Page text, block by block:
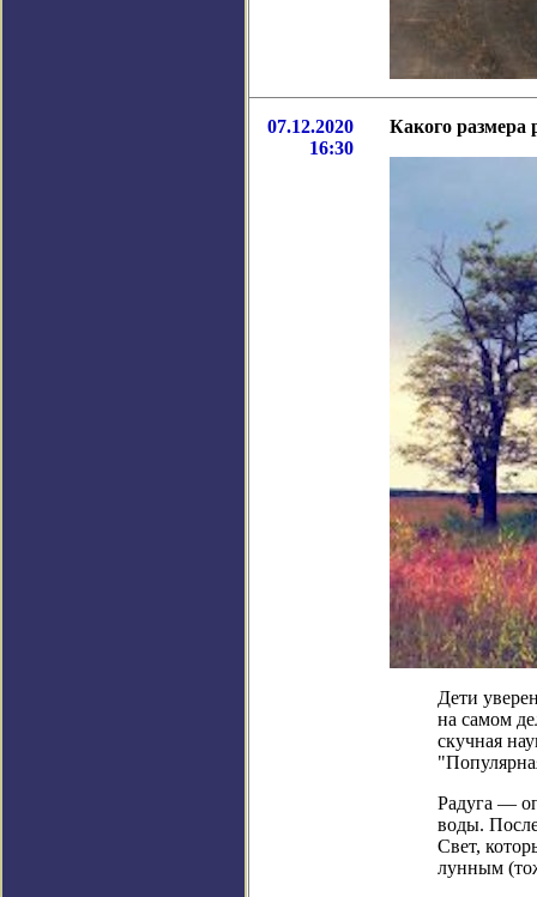
07.12.2020
16:30
Какого размера
Дети
на самом
скучная
Радуга —
воды.
Свет,
лунным